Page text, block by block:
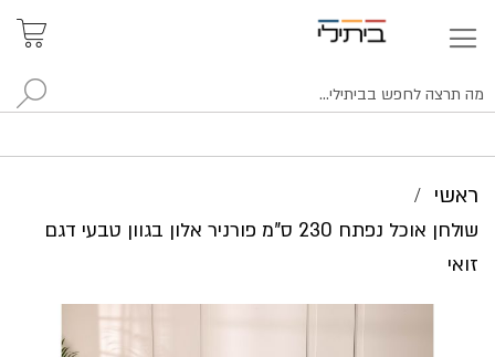
ראשי
שולחן אוכל נפתח 230 ס"מ פורניר אלון בגוון טבעי דגם
זואי